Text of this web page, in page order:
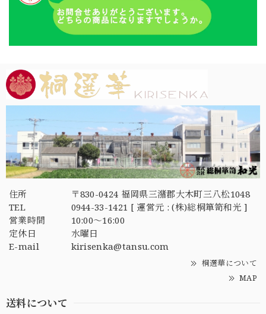
住所
〒830-0424 福岡県三潴郡大木町三八松1048
TEL
0944-33-1421 [ 運営元 : (株)総桐箪笥和光 ]
営業時間
10:00～16:00
定休日
水曜日
E-mail
kirisenka@tansu.com
桐選華について
MAP
送料について